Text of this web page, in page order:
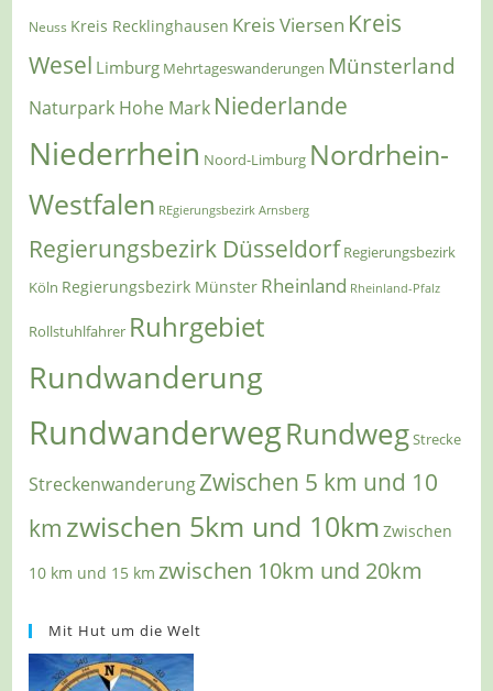
Neuss Kreis Recklinghausen Kreis Viersen Kreis
Wesel Limburg Mehrtageswanderungen Münsterland
Naturpark Hohe Mark Niederlande
Niederrhein Noord-Limburg Nordrhein-
Westfalen REgierungsbezirk Arnsberg
Regierungsbezirk Düsseldorf Regierungsbezirk
Köln Regierungsbezirk Münster Rheinland Rheinland-Pfalz
Rollstuhlfahrer Ruhrgebiet
Rundwanderung
RundwanderwegRundwegStrecke
StreckenwanderungZwischen 5 km und 10
km zwischen 5km und 10km Zwischen
10 km und 15 km zwischen 10km und 20km
Mit Hut um die Welt